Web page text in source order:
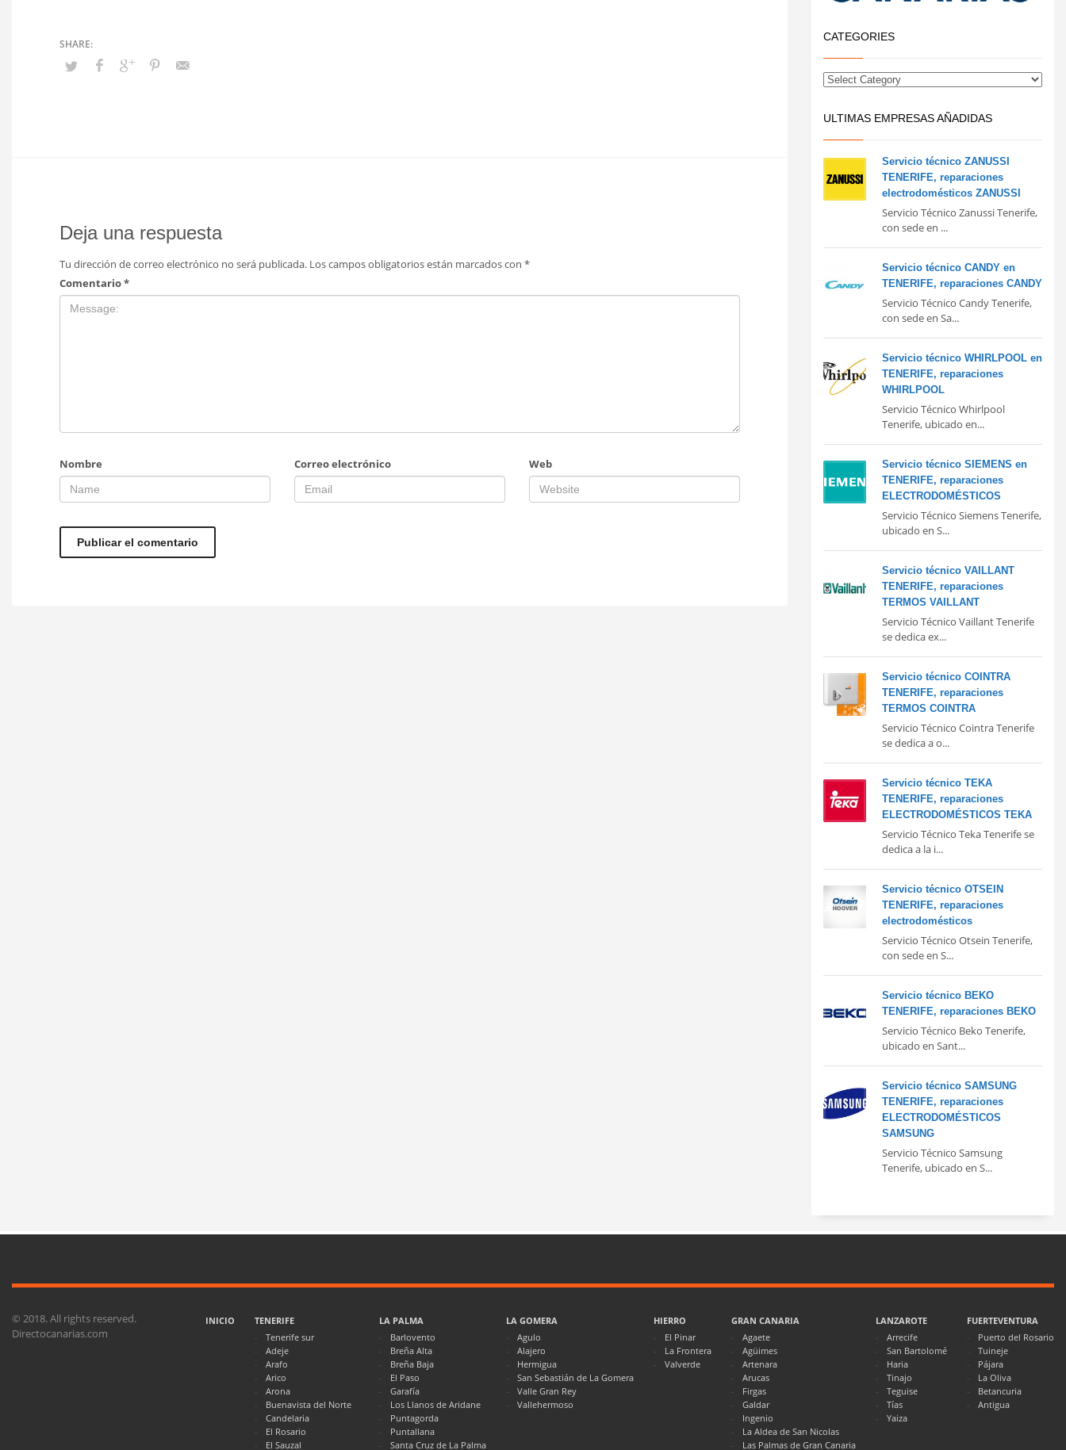
Deja una respuesta
Tu dirección de correo electrónico no será publicada. Los campos obligatorios están marcados con *
Comentario*
Nombre Correo electrónico Web
CATEGORIES
ULTIMAS EMPRESAS AÑADIDAS
Servicio técnico ZANUSSI
TENERIFE, reparaciones
electrodomésticos ZANUSSI
Servicio Técnico Zanussi Tenerife,
con sede en ...
Servicio técnico CANDY en
TENERIFE, reparaciones CANDY
Servicio Técnico Candy Tenerife,
con sede en Sa...
Servicio técnico WHIRLPOOL en
TENERIFE, reparaciones
WHIRLPOOL
Servicio Técnico Whirlpool
Tenerife, ubicado en...
Servicio técnico SIEMENS en
TENERIFE, reparaciones
ELECTRODOMÉSTICOS
Servicio Técnico Siemens Tenerife,
ubicado en S...
Servicio técnico VAILLANT
TENERIFE, reparaciones
TERMOS VAILLANT
Servicio Técnico Vaillant Tenerife
se dedica ex...
Servicio técnico COINTRA
TENERIFE, reparaciones
TERMOS COINTRA
Servicio Técnico Cointra Tenerife
se dedica a o...
Servicio técnico TEKA
TENERIFE, reparaciones
ELECTRODOMÉSTICOS TEKA
Servicio Técnico Teka Tenerife se
dedica a la i...
Servicio técnico OTSEIN
TENERIFE, reparaciones
electrodomésticos
Servicio Técnico Otsein Tenerife,
con sede en S...
Servicio técnico BEKO
TENERIFE, reparaciones BEKO
Servicio Técnico Beko Tenerife,
ubicado en Sant...
Servicio técnico SAMSUNG
TENERIFE, reparaciones
ELECTRODOMÉSTICOS
SAMSUNG
Servicio Técnico Samsung
Tenerife, ubicado en S...
INICIO
TENERIFE
Tenerife sur
Adeje
Arafo
Arico
Arona
Buenavista del Norte
Candelaria
El Rosario
El Sauzal
LA PALMA
Barlovento
Breña Alta
Breña Baja
El Paso
Garafía
Los Llanos de Aridane
Puntagorda
Puntallana
Santa Cruz de La Palma
LA GOMERA
Agulo
Alajero
Hermigua
San Sebastián de La Gomera
Valle Gran Rey
Vallehermoso
HIERRO
El Pinar
La Frontera
Valverde
GRAN CANARIA
Agaete
Agüimes
Artenara
Arucas
Firgas
Galdar
Ingenio
La Aldea de San Nicolas
Las Palmas de Gran Canaria
LANZAROTE
Arrecife
San Bartolomé
Haria
Tinajo
Teguise
Tías
Yaiza
FUERTEVENTURA
Puerto del Rosario
Tuineje
Pájara
La Oliva
Betancuria
Antigua
© 2018. All rights reserved.
Directocanarias.com